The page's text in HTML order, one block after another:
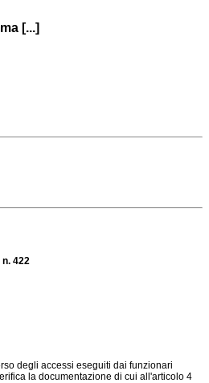
[...]
422
degli accessi eseguiti dai funzionari
la documentazione di cui all'articolo 4